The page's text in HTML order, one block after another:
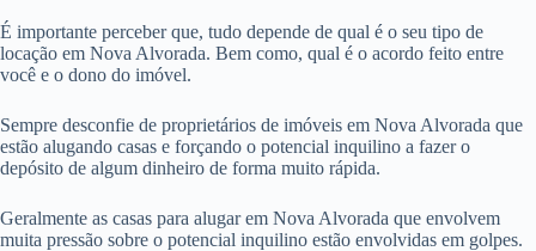
É importante perceber que, tudo depende de qual é o seu tipo de
locação em Nova Alvorada. Bem como, qual é o acordo feito entre
você e o dono do imóvel.
Sempre desconfie de proprietários de imóveis em Nova Alvorada que
estão alugando casas e forçando o potencial inquilino a fazer o
depósito de algum dinheiro de forma muito rápida.
Geralmente as casas para alugar em Nova Alvorada que envolvem
muita pressão sobre o potencial inquilino estão envolvidas em golpes.